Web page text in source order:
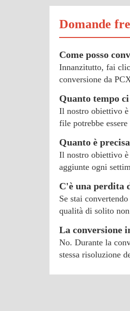
Domande
Come posso
Innanzitutto, fai
conversione da
Quanto tempo
Il nostro obiettivo
file potrebbe
Quanto è
Il nostro obiettivo
aggiunte ogni
C'è una perdita
Se stai
qualità di solito
La conversione
No. Durante la
stessa risoluzione